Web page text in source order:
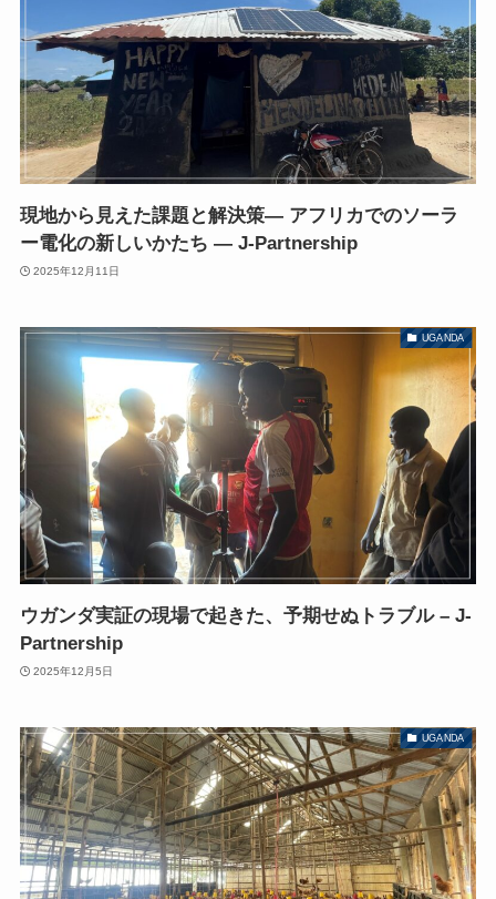
現地から見えた課題と解決策― アフリカでのソーラ
ー電化の新しいかたち ― J-Partnership
2025年12月11日
UGANDA
ウガンダ実証の現場で起きた、予期せぬトラブル – J-
Partnership
2025年12月5日
UGANDA